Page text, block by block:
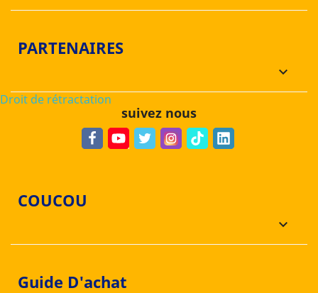
PARTENAIRES
keyboard_arrow_down
Droit de rétractation
suivez nous
COUCOU
keyboard_arrow_down
Guide D'achat